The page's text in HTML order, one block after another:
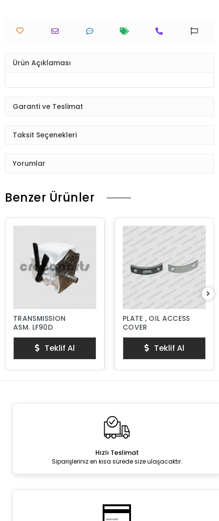
Ürün Açıklaması
Garanti ve Teslimat
Taksit Seçenekleri
Yorumlar
Benzer Ürünler
TRANSMISSION
ASM, LF90D
Teklif Al
PLATE , OIL ACCESS
COVER
Teklif Al
Hızlı Teslimat
Siparişleriniz en kısa sürede size ulaşacaktır.